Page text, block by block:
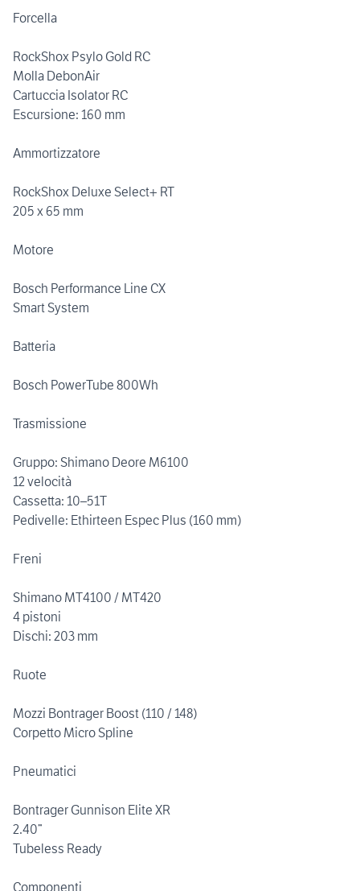
Forcella
RockShox Psylo Gold RC
Molla DebonAir
Cartuccia Isolator RC
Escursione: 160 mm
Ammortizzatore
RockShox Deluxe Select+ RT
205 x 65 mm
Motore
Bosch Performance Line CX
Smart System
Batteria
Bosch PowerTube 800Wh
Trasmissione
Gruppo: Shimano Deore M6100
12 velocità
Cassetta: 10–51T
Pedivelle: Ethirteen Espec Plus (160 mm)
Freni
Shimano MT4100 / MT420
4 pistoni
Dischi: 203 mm
Ruote
Mozzi Bontrager Boost (110 / 148)
Corpetto Micro Spline
Pneumatici
Bontrager Gunnison Elite XR
2.40”
Tubeless Ready
Componenti